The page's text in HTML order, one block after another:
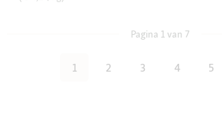
Pagina 1 van 7
1 2 3 4 5